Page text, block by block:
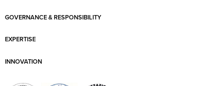
GOVERNANCE & RESPONSIBILITY
EXPERTISE
INNOVATION